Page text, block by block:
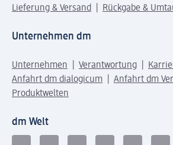
Lieferung & Versand
Rückgabe &
Unternehmen dm
Unternehmen Verantwortung
Anfahrt dm dialogicum
Anfahrt dm
Produktwelten
dm Welt